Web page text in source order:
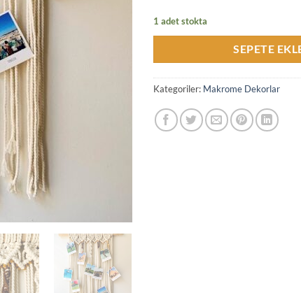
1 adet stokta
SEPETE
Kategoriler: Makrome Dekorlar